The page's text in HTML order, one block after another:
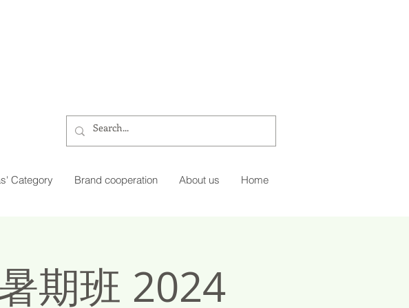
Category Brand cooperation About us Home
期班 2024